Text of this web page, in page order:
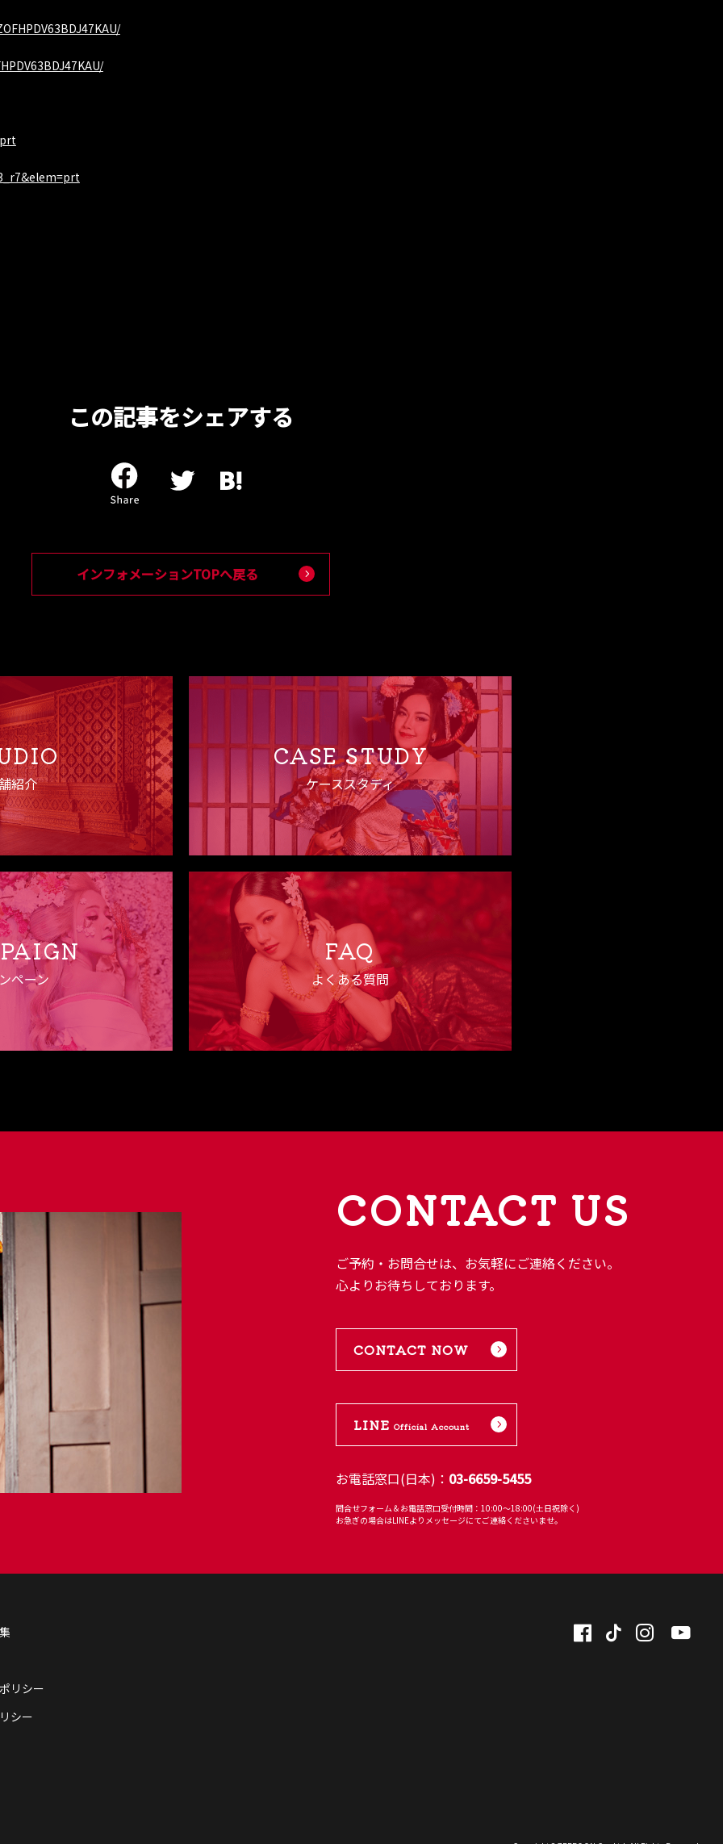
この記事をシェアする
インフォメーションTOPへ戻る
紹介
CASE STUDY
ケーススタディ
ペーン
FAQ
よくある質問
CONTACT US
ご予約・お問合せは、お気軽にご連絡ください。
心よりお待ちしております。
CONTACT NOW
LINE Official Account
お電話窓口(日本)： 03-6659-5455
問合せフォーム＆お電話窓口受付時間：10:00～18:00(土日祝除く)
お急ぎの場合はLINEよりメッセージにてご連絡くださいませ。
リシー
シー